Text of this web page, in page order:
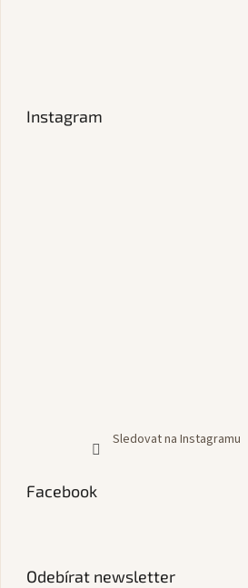
Instagram
Sledovat na Instagramu
Facebook
Odebírat newsletter